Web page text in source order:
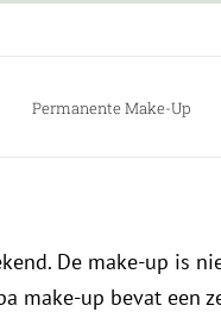
Permanente Make-Up
De make-up is
make-up bevat een